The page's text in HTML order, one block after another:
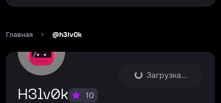
Главная > @h3lv0k
Загрузка...
h3lv0k
10